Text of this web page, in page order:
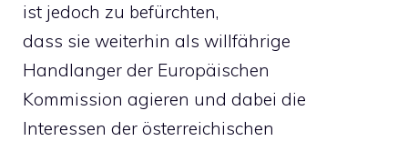
ist jedoch zu befürchten,
dass sie weiterhin als willfährige
Handlanger der Europäischen
Kommission agieren und dabei die
Interessen der österreichischen